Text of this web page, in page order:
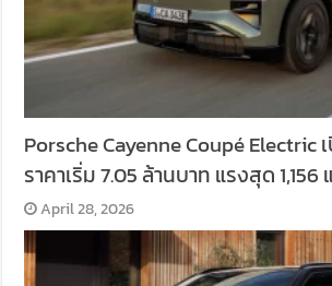
Porsche Cayenne Coupé Electric
ราคาเริ่ม 7.05 ล้านบาท แรงสุด 1,156
April 28, 2026